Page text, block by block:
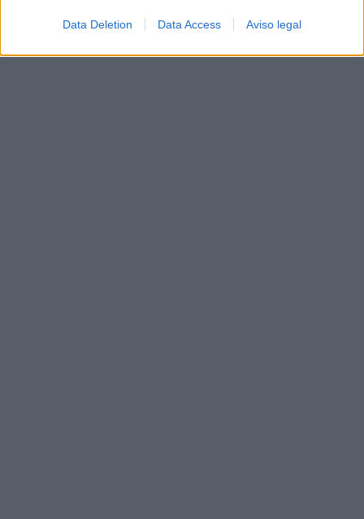
Data Deletion Data Access Aviso legal